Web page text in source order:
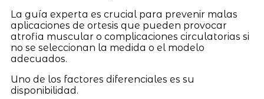
La guía experta es crucial para prevenir malas
aplicaciones de ortesis que pueden provocar
atrofia muscular o complicaciones circulatorias si
no se seleccionan la medida o el modelo
adecuados.
Uno de los factores diferenciales es su
disponibilidad.